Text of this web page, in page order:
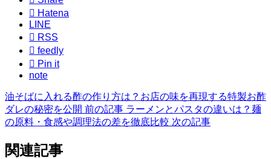
 Hatena
LINE
 RSS
 feedly
 Pin it
note
油そばに入れる酢の作り方は？お店の味を再現する特製お酢
ダレの秘密を公開 前の記事 ラーメンとパスタの違いは？麺
の原料・食感や調理法の差を徹底比較 次の記事
関連記事